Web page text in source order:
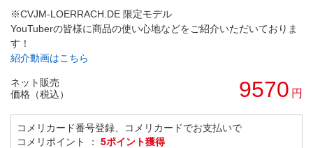
※CVJM-LOERRACH.DE 限定モデル
YouTuberの皆様に商品の使い心地などをご紹介いただいておりま
す！
紹介動画はこちら
ネット販売
価格（税込）
9570 円
コメリカード番号登録、コメリカードでお支払いで
コメリポイント ： 5ポイント獲得